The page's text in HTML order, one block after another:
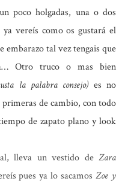
poco holgadas, una o dos
vereís como os gustará el
tal vez tengais que
Otro truco o mas bien
la palabra consejo)es no
de cambio, con todo
de zapato plano y look
lleva un vestido de Zara
pues ya lo sacamosZoe y